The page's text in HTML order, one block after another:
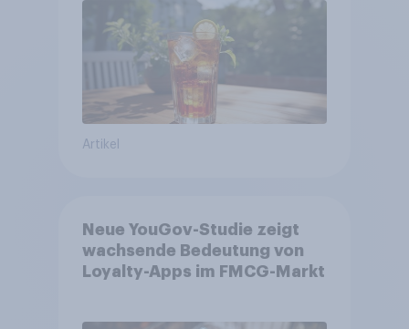
Artikel
Neue YouGov-Studie zeigt
wachsende Bedeutung von
Loyalty-Apps im FMCG-Markt